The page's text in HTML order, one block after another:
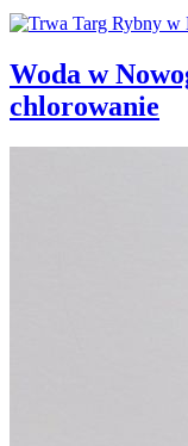
Woda w
chlorowanie